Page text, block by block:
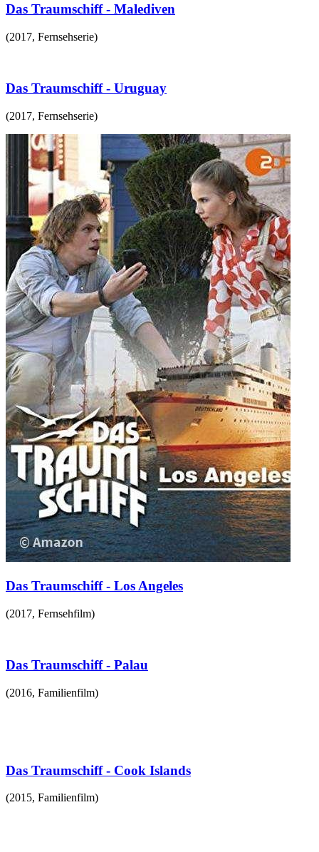
Das Traumschiff - Malediven
(2017, Fernsehserie)
Das Traumschiff - Uruguay
(2017, Fernsehserie)
Das Traumschiff - Los Angeles
(2017, Fernsehfilm)
Das Traumschiff - Palau
(2016, Familienfilm)
Das Traumschiff - Cook Islands
(2015, Familienfilm)